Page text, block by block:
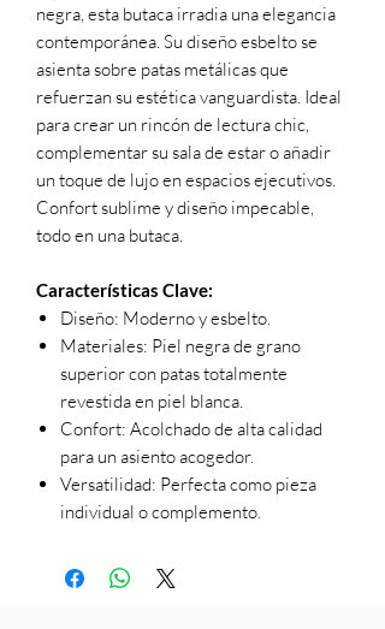
negra, esta butaca irradia una elegancia
contemporánea. Su diseño esbelto se
asienta sobre patas metálicas que
refuerzan su estética vanguardista. Ideal
para crear un rincón de lectura chic,
complementar su sala de estar o añadir
un toque de lujo en espacios ejecutivos.
Confort sublime y diseño impecable,
todo en una butaca.
Características Clave:
Diseño: Moderno y esbelto.
Materiales: Piel negra de grano
superior con patas totalmente
revestida en piel blanca.
Confort: Acolchado de alta calidad
para un asiento acogedor.
Versatilidad: Perfecta como pieza
individual o complemento.